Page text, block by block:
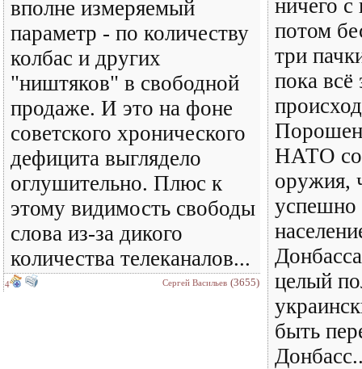
вполне измеряемый
параметр - по количеству
колбас и других
"ништяков" в свободной
продаже. И это на фоне
советского хронического
дефицита выглядело
оглушительно. Плюс к
этому видимость свободы
слова из-за дикого
количества телеканалов...
4 Сергей Васильев (3655)
ничего с
потом
три
пока всё
НАТО
оружия,
успешно
целый
быть